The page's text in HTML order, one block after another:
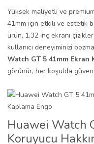
Yüksek maliyetli ve
41mm için etkili ve estetik
ürün, 1,32 inç ekranı
kullanıcı deneyiminizi
Watch GT 5 41mm Ekran
görünür, her koşulda
Huawei Watch
Koruyucu